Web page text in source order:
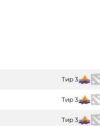
Тир 3
Тир 3
Тир 3